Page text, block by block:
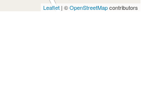
Leaflet | ©OpenStreetMapcontributors